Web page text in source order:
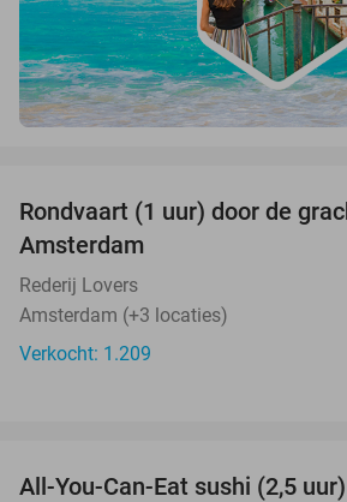
Rondvaart (1 uur) door de
Amsterdam
Rederij Lovers
Amsterdam (+3 locaties)
Verkocht: 1.209
All-You-Can-Eat sushi (2,5